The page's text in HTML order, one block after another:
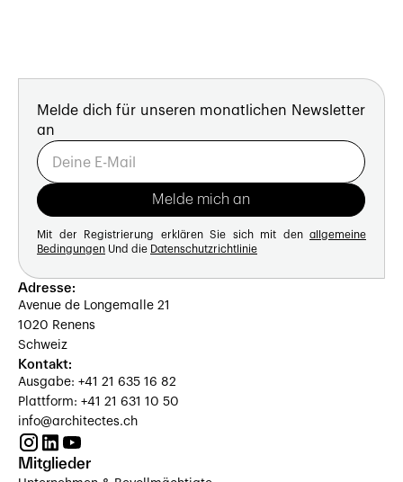
Melde dich für unseren monatlichen Newsletter
an
Mit der Registrierung erklären Sie sich mit den allgemeine
Bedingungen Und die Datenschutzrichtlinie
Adresse:
Avenue de Longemalle 21
1020 Renens
Schweiz
Kontakt:
Ausgabe: +41 21 635 16 82
Plattform: +41 21 631 10 50
info@architectes.ch
Mitglieder